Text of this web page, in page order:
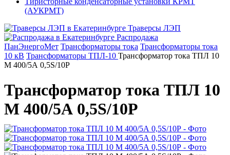
(АУКРМТ)
Траверсы ЛЭП
Распродажа
ПанЭнергоМет Трансформаторы тока Трансформаторы тока
10 кВ Трансформаторы ТПЛ-10 Трансформатор тока ТПЛ 10
М 400/5А 0,5S/10Р
Трансформатор тока ТПЛ 10
М 400/5А 0,5S/10Р